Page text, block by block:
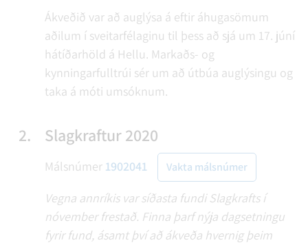
Ákveðið var að auglýsa á eftir áhugasömum
aðilum í sveitarfélaginu til þess að sjá um 17. júní
hátíðarhöld á Hellu. Markaðs- og
kynningarfulltrúi sér um að útbúa auglýsingu og
taka á móti umsóknum.
2. Slagkraftur 2020
Málsnúmer 1902041 Vakta málsnúmer
Vegna annríkis var síðasta fundi Slagkrafts í
nóvember frestað. Finna þarf nýja dagsetningu
fyrir fund, ásamt því að ákveða hvernig þeim